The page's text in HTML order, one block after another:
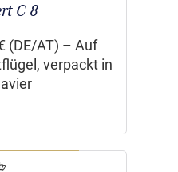
C 8
(DE/AT) – Auf
verpackt in